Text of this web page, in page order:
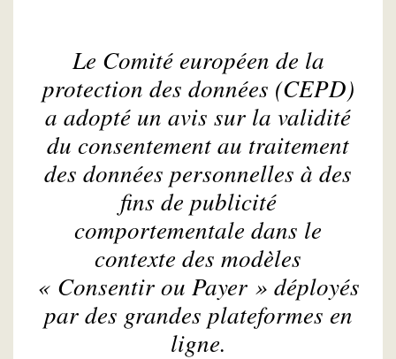
Le Comité européen de la
protection des données (CEPD)
a adopté un avis sur la validité
du consentement au traitement
des données personnelles à des
fins de publicité
comportementale dans le
contexte des modèles
« Consentir ou Payer » déployés
par des grandes plateformes en
ligne.